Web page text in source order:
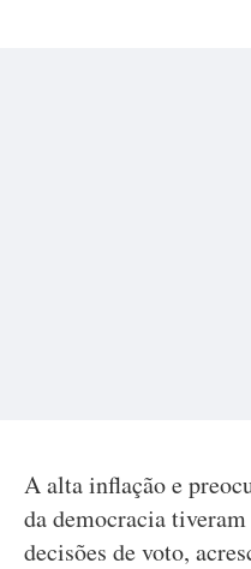
A alta inflação e
da democracia
decisões de voto,